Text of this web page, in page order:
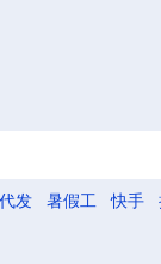
代发 暑假工 快手